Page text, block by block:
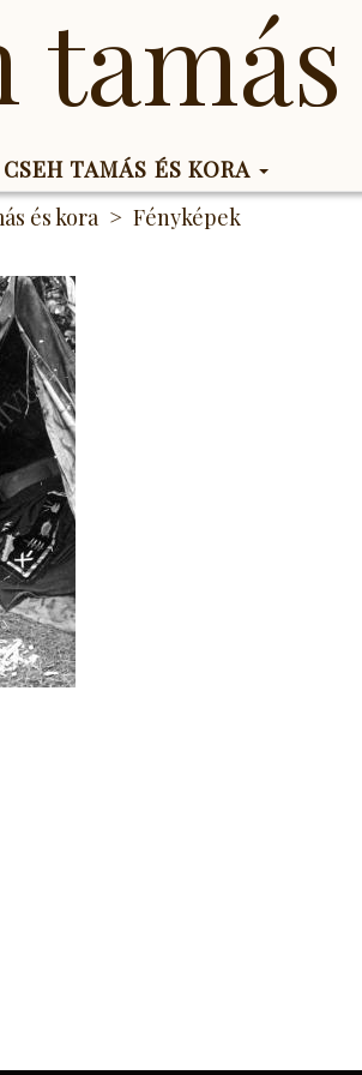
CSEH TAMÁS ÉS KORA
és kora Fényképek